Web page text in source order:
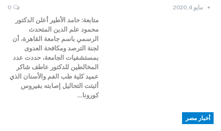
مايو 4, 2020 0
متابعة: حامد الأطير أعلن الدكتور
محمود علم الدين المتحدث
الرسمي باسم جامعة القاهرة، أن
لجنة الترصد ومكافحة العدوى
بمستشفيات الجامعة، حددت عدد
المخالطين للدكتور عاطف شاكر
عميد كلية طب الفم والأسنان الذي
أثبتت التحاليل إصابته بفيروس
كورونا…
أخبار مصر